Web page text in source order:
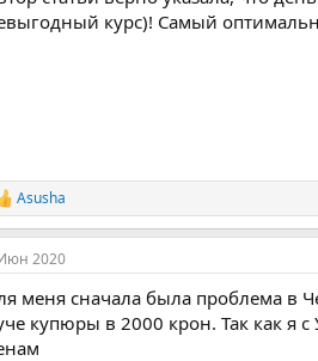
курс)! Самый
Аsusha
2020
меня сначала была проблема в
купюры в 2000 крон. Так как я